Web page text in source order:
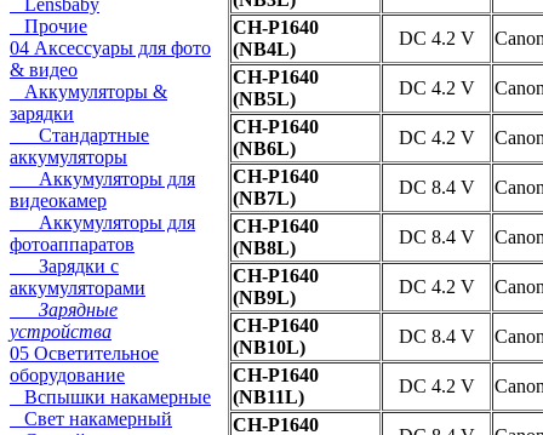
Lensbaby
Прочие
04 Аксессуары для фото
& видео
Аккумуляторы &
зарядки
Стандартные
аккумуляторы
Аккумуляторы для
видеокамер
Аккумуляторы для
фотоаппаратов
Зарядки с
аккумуляторами
Зарядные
устройства
05 Осветительное
оборудование
Вспышки накамерные
Свет накамерный
CH-P1640
(NB4L)
DC 4.2 V
CH-P1640
(NB5L)
DC 4.2 V
CH-P1640
(NB6L)
DC 4.2 V
CH-P1640
(NB7L)
DC 8.4 V
CH-P1640
(NB8L)
DC 8.4 V
CH-P1640
(NB9L)
DC 4.2 V
CH-P1640
(NB10L)
DC 8.4 V
CH-P1640
(NB11L)
DC 4.2 V
CH-P1640